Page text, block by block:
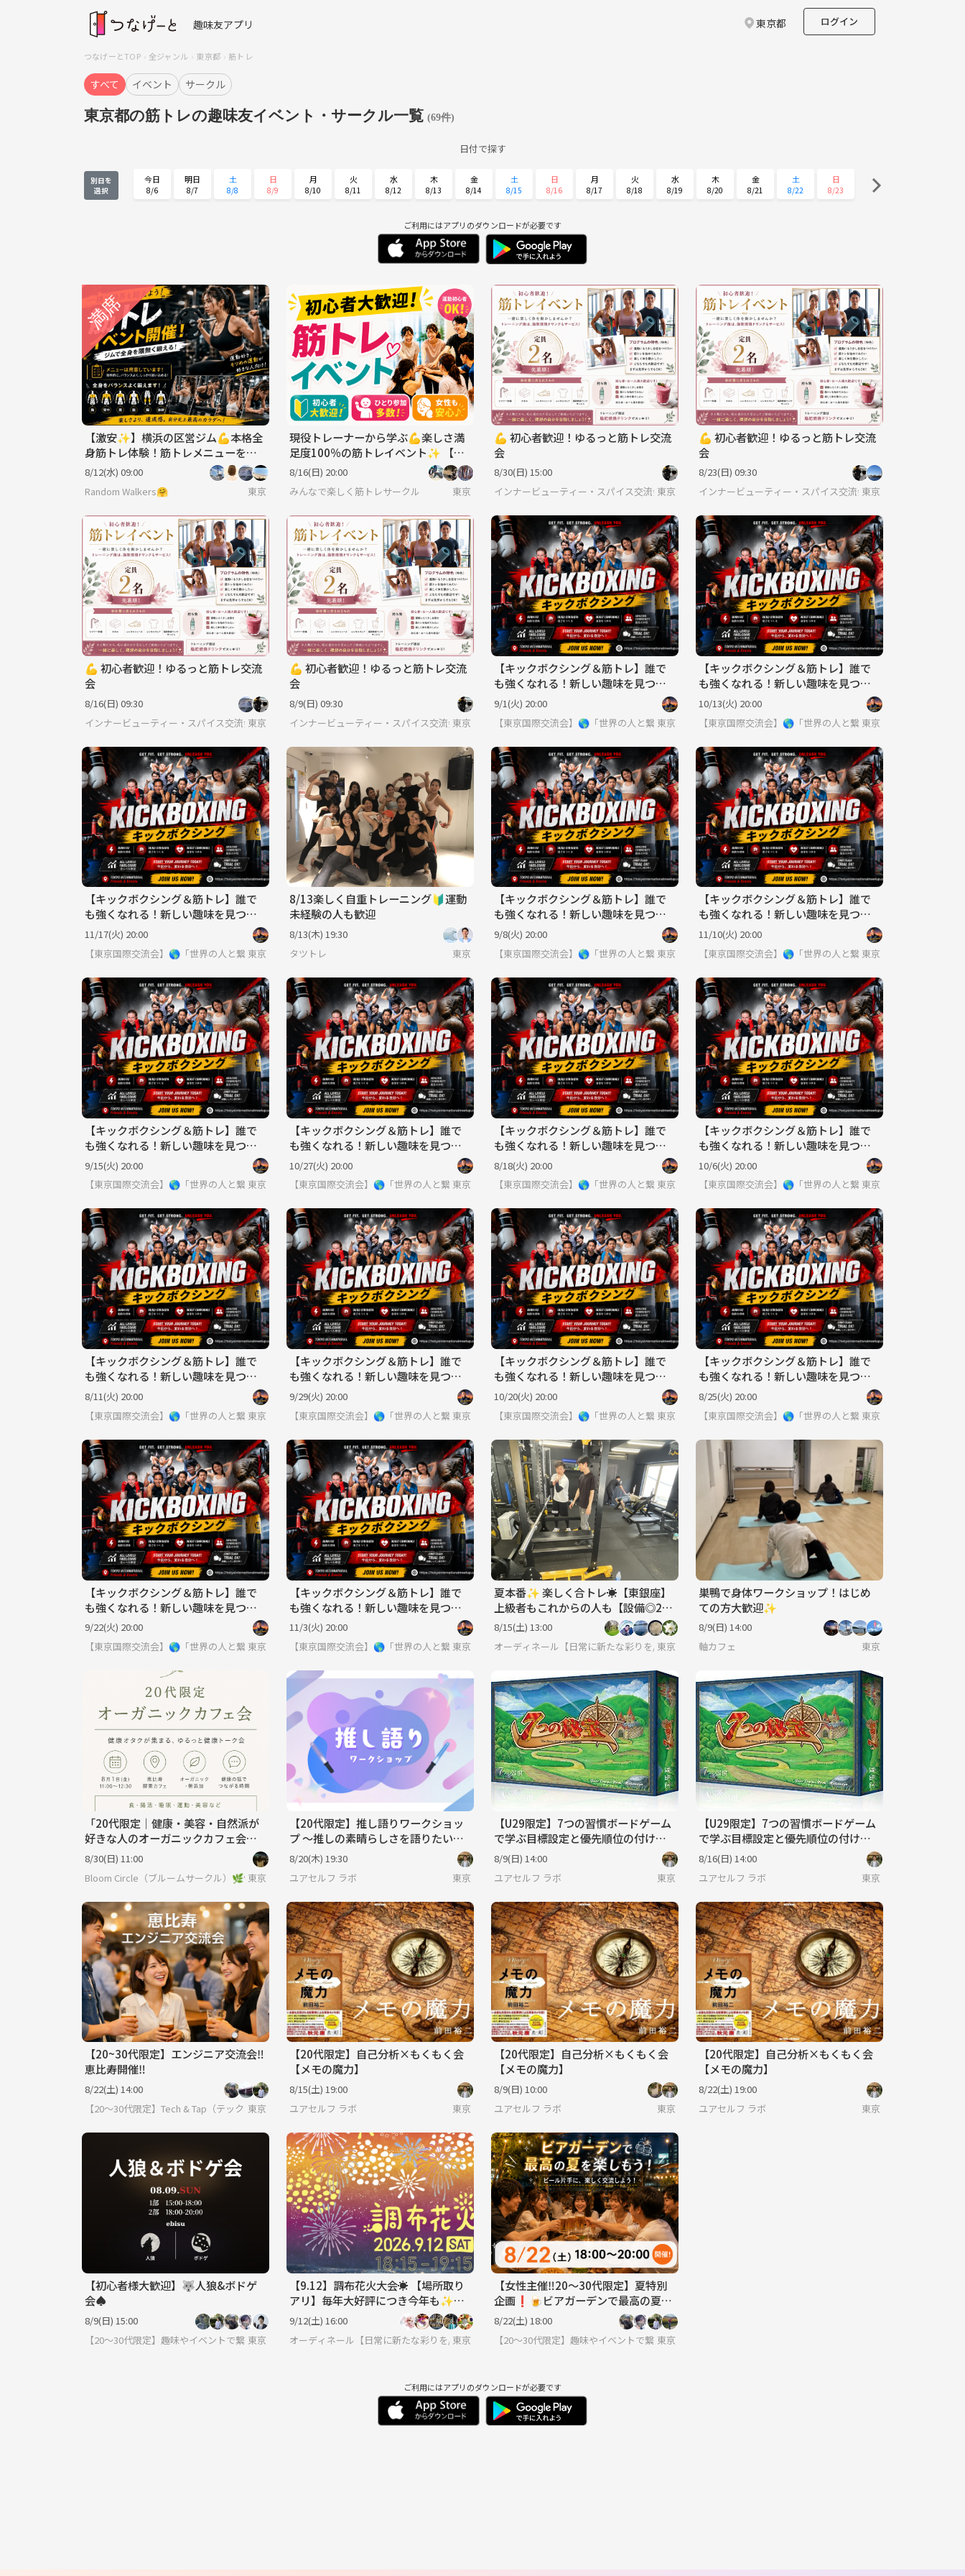
趣味友アプリ 東京都 ログイン
つなげーとTOP 全ジャンル 東京都 筋トレ
すべて イベント サークル
東京都の筋トレの趣味友イベント・サークル一覧 (69件)
日付で探す
別日を
選択
今日
8/6
明日
8/7
土
8/8
日
8/9
月
8/10
火
8/11
水
8/12
木
8/13
金
8/14
土
8/15
日
8/16
月
8/17
火
8/18
水
8/19
木
8/20
金
8/21
土
8/22
日
8/23
8/31 9/1 9/2 9/3
ご利用にはアプリのダウンロードが必要です
【激安✨️】横浜の区営ジム💪本格全
身筋トレ体験！筋トレメニューを覚
えて実践！少しキツめですが達成感M
AX✨
8/12(水) 09:00
Random Walkers🤗
東京
現役トレーナーから学ぶ💪楽しさ満
足度100％の筋トレイベント✨ 【初
心者大歓迎🔰】【ひとり参加多数】
【女性も安心♪】
8/16(日) 20:00
みんなで楽しく筋トレサークル
東京
💪 初心者歓迎！ゆるっと筋トレ交流
会
8/30(日) 15:00
インナービューティー・スパイス交流会🍛🌿
東京
💪 初心者歓迎！ゆるっと筋トレ交流
会
8/23(日) 09:30
インナービューティー・スパイス交流会🍛🌿
東京
💪 初心者歓迎！ゆるっと筋トレ交流
会
8/16(日) 09:30
インナービューティー・スパイス交流会🍛🌿
東京
💪 初心者歓迎！ゆるっと筋トレ交流
会
8/9(日) 09:30
インナービューティー・スパイス交流会🍛🌿
東京
【キックボクシング＆筋トレ】誰で
も強くなれる！新しい趣味を見つけ
よう！
9/1(火) 20:00
【東京国際交流会】🌎「世界の人と繋りたい」違う世界見てみたい方は必見 ※英語喋れなくてもご参加いただ
東京
【キックボクシング＆筋トレ】誰で
も強くなれる！新しい趣味を見つけ
よう！
10/13(火) 20:00
【東京国際交流会】🌎「世界の人と繋りたい」違う世界見
東京
【キックボクシング＆筋トレ】誰で
も強くなれる！新しい趣味を見つけ
よう！
11/17(火) 20:00
【東京国際交流会】🌎「世界の人と繋りたい」違う世界見てみたい方は必見 ※英語喋れなくてもご参加いただけます。
東京
8/13楽しく自重トレーニング🔰運動
未経験の人も歓迎
8/13(木) 19:30
タツトレ
東京
【キックボクシング＆筋トレ】誰で
も強くなれる！新しい趣味を見つけ
よう！
9/8(火) 20:00
【東京国際交流会】🌎「世界の人と繋りたい」違う世界見てみたい方は必見 ※英語喋れなくてもご参加いただ
東京
【キックボクシング＆筋トレ】誰で
も強くなれる！新しい趣味を見つけ
よう！
11/10(火) 20:00
【東京国際交流会】🌎「世界の人と繋りたい」違う世界見
東京
【キックボクシング＆筋トレ】誰で
も強くなれる！新しい趣味を見つけ
よう！
9/15(火) 20:00
【東京国際交流会】🌎「世界の人と繋りたい」違う世界見てみたい方は必見 ※英語喋れなくてもご参加いただけます。
東京
【キックボクシング＆筋トレ】誰で
も強くなれる！新しい趣味を見つけ
よう！
10/27(火) 20:00
【東京国際交流会】🌎「世界の人と繋りたい」違う世界見てみたい方は必見 ※英語喋れなくてもご参加いただけます。
東京
【キックボクシング＆筋トレ】誰で
も強くなれる！新しい趣味を見つけ
よう！
8/18(火) 20:00
【東京国際交流会】🌎「世界の人と繋りたい」違う世界見てみたい方は必見 ※英語喋れなくてもご参加いただ
東京
【キックボクシング＆筋トレ】誰で
も強くなれる！新しい趣味を見つけ
よう！
10/6(火) 20:00
【東京国際交流会】🌎「世界の人と繋りたい」違う世界見
東京
【キックボクシング＆筋トレ】誰で
も強くなれる！新しい趣味を見つけ
よう！
8/11(火) 20:00
【東京国際交流会】🌎「世界の人と繋りたい」違う世界見てみたい方は必見 ※英語喋れなくてもご参加いただけます。
東京
【キックボクシング＆筋トレ】誰で
も強くなれる！新しい趣味を見つけ
よう！
9/29(火) 20:00
【東京国際交流会】🌎「世界の人と繋りたい」違う世界見てみたい方は必見 ※英語喋れなくてもご参加いただけます。
東京
【キックボクシング＆筋トレ】誰で
も強くなれる！新しい趣味を見つけ
よう！
10/20(火) 20:00
【東京国際交流会】🌎「世界の人と繋りたい」違う世界見てみたい方は必見 ※英語喋れなくてもご参加いただ
東京
【キックボクシング＆筋トレ】誰で
も強くなれる！新しい趣味を見つけ
よう！
8/25(火) 20:00
【東京国際交流会】🌎「世界の人と繋りたい」違う世界見
東京
【キックボクシング＆筋トレ】誰で
も強くなれる！新しい趣味を見つけ
よう！
9/22(火) 20:00
【東京国際交流会】🌎「世界の人と繋りたい」違う世界見てみたい方は必見 ※英語喋れなくてもご参加いただけます。
東京
【キックボクシング＆筋トレ】誰で
も強くなれる！新しい趣味を見つけ
よう！
11/3(火) 20:00
【東京国際交流会】🌎「世界の人と繋りたい」違う世界見てみたい方は必見 ※英語喋れなくてもご参加いただけます。
東京
夏本番✨ 楽しく合トレ☀️【東銀座】
上級者もこれからの人も【設備◎2
h】【＆少々ミット打ち🥊】
8/15(土) 13:00
オーディネール【日常に新たな彩りを/20代後半〜30代中心(40代少々)の集い】
東京
巣鴨で身体ワークショップ！はじめ
ての方大歓迎✨
8/9(日) 14:00
軸カフェ
東京
「20代限定｜健康・美容・自然派が
好きな人のオーガニックカフェ会
🌿」
8/30(日) 11:00
Bloom Circle（ブルームサークル）🌿健康×美容
東京
【20代限定】推し語りワークショッ
プ ～推しの素晴らしさを語りたいの
に『やばい!』しかでてこないあなた
へ～
8/20(木) 19:30
ユアセルフ ラボ
東京
【U29限定】7つの習慣ボードゲーム
で学ぶ目標設定と優先順位の付け方
【定員4名】
8/9(日) 14:00
ユアセルフ ラボ
東京
【U29限定】7つの習慣ボードゲーム
で学ぶ目標設定と優先順位の付け方
【定員4名】
8/16(日) 14:00
ユアセルフ ラボ
東京
【20~30代限定】エンジニア交流会‼️
恵比寿開催‼️
8/22(土) 14:00
【20～30代限定】Tech & Tap（テック＆タップ）
東京
【20代限定】自己分析×もくもく会
【メモの魔力】
8/15(土) 19:00
ユアセルフ ラボ
東京
【20代限定】自己分析×もくもく会
【メモの魔力】
8/9(日) 10:00
ユアセルフ ラボ
東京
【20代限定】自己分析×もくもく会
【メモの魔力】
8/22(土) 19:00
ユアセルフ ラボ
東京
【初心者様大歓迎】🐺人狼&ボドゲ
会♠️
8/9(日) 15:00
【20〜30代限定】趣味やイベントで繋がる！飲み会・スポーツ・各種ゲーム・季節イベントを楽しむ同世代サークル（Nexu）
東京
【9.12】調布花火大会☀️ 【場所取り
アリ】毎年大好評につき今年も✨
【調布市民がご案内】【浴衣】
9/12(土) 16:00
オーディネール【日常に新たな彩りを/20代後半〜30代中心(40代少々)の集い】
東京
【女性主催‼️20〜30代限定】夏特別
企画❗️🍺ビアガーデンで最高の夏を
楽しもう🍺
8/22(土) 18:00
【20〜30代限定】趣味やイベントで繋がる！飲み会・スポーツ・各種ゲーム・季節イベントを楽しむ同世代サ
東京
ご利用にはアプリのダウンロードが必要です